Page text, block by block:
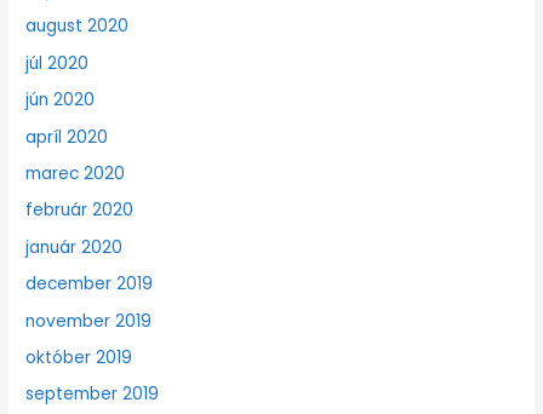
august 2020
júl 2020
jún 2020
apríl 2020
marec 2020
február 2020
január 2020
december 2019
november 2019
október 2019
september 2019